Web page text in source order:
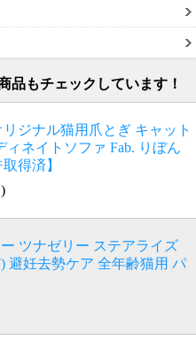
品もチェックしています！
ジナル猫用爪とぎ キャット
ィネイトソファ Fab. りぼん
得済】
ツナゼリー ステアライズ
避妊去勢ケア 全年齢猫用 パ